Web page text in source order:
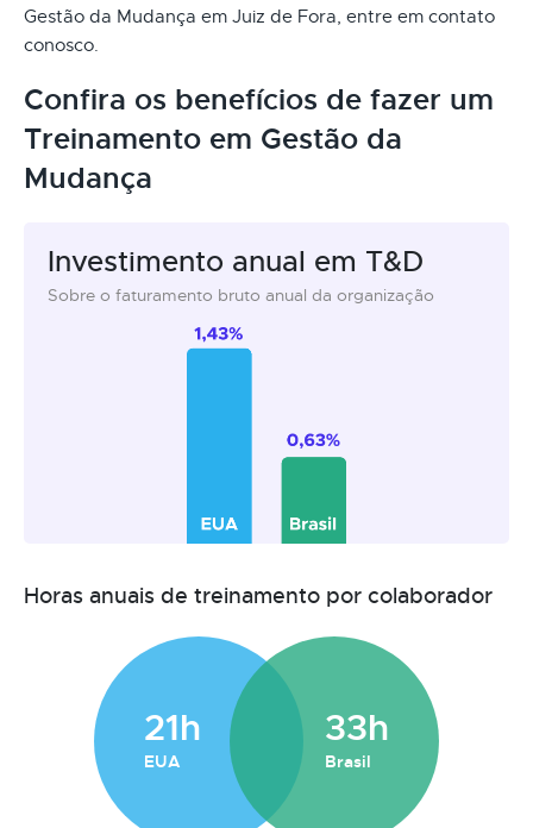
Gestão da Mudança em Juiz de Fora, entre em contato
conosco.
Confira os benefícios de fazer um
Treinamento em Gestão da
Mudança
Investimento anual em T&D
Sobre o faturamento bruto anual da organização
Horas anuais de treinamento por colaborador
21h
EUA
33h
Brasil